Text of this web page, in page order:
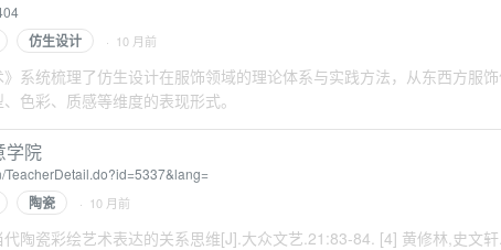
仿生设计 · 10 月前
》系统梳理了仿生设计在服饰领域的理论体系与实践方法，从东西方服
色彩、质感等维度的表现形式。
学院
TeacherDetail.do?id=5337&lang=
陶瓷 · 10 月前
陶瓷彩绘艺术表达的关系思维[J].大众文艺.21:83-84. [4] 黄修林,史文